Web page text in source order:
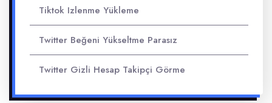
Tiktok Izlenme Yükleme
Twitter Beğeni Yükseltme Parasız
Twitter Gizli Hesap Takipçi Görme